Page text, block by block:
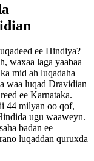
ee Hindiya?
waxaa laga yaabaa
mid ah luqadaha
waa luqad Dravidian
ee Karnataka.
44 milyan oo qof,
ugu waaweyn.
badan ee
luqaddan quruxda